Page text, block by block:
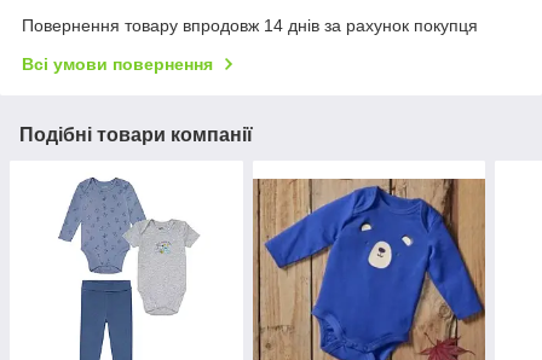
Повернення товару впродовж 14 днів за рахунок покупця
Всі умови повернення
Подібні товари компанії